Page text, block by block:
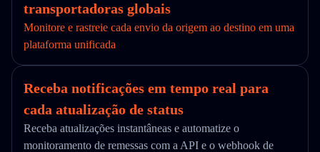
transportadoras globais
Monitore e rastreie cada envio da origem ao destino em uma
plataforma unificada
Receba notificações em tempo real para
cada atualização de status
Receba atualizações instantâneas e automatize o
monitoramento de remessas com a API e o webhook de